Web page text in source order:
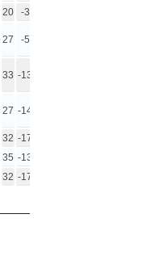
20 -3
27 -5
33 -13
27 -14
32 -17
35 -13
32 -17